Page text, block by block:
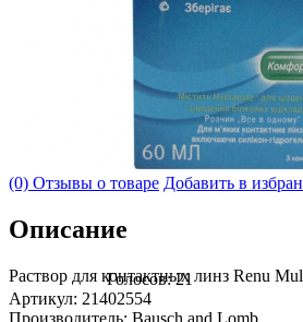
(0) Отзывы о товаре Добавить в
Описание
Раствор для контактных линз Renu
Голосов: 21
Артикул: 21402554
Производитель: Bausch and Lomb